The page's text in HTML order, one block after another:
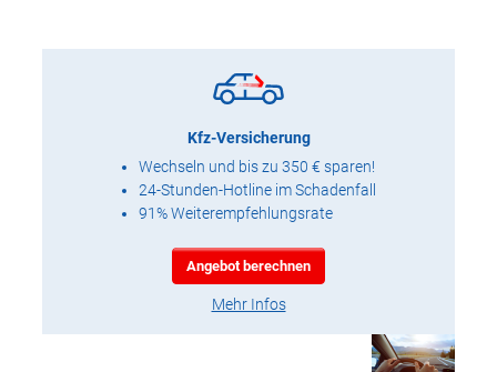
Kfz-Versicherung
Wechseln und bis zu 350 € sparen!
24-Stunden-Hotline im Schadenfall
91% Weiterempfehlungsrate
Angebot berechnen
Mehr Infos